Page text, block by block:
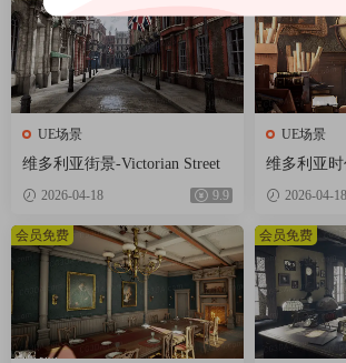
UE场景
维多利亚街景-Victorian Street
2026-04-18 9.9
UE场景
维多利亚时
rian Interior
2026-04-18
会员免费 会员免费